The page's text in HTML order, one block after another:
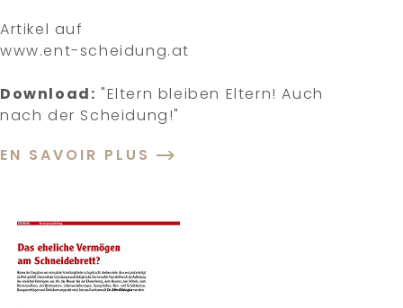
Artikel auf
www.ent-scheidung.at
Download: "Eltern bleiben Eltern! Auch
nach der Scheidung!"
EN SAVOIR PLUS